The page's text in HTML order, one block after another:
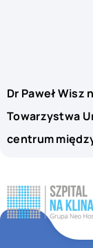
Dr Paweł Wisz
Towarzystwa
centrum